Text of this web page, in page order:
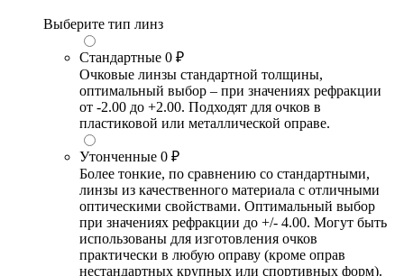
Выберите тип линз
Стандартные 0 ₽
Очковые линзы стандартной толщины,
оптимальный выбор – при значениях рефракции
от -2.00 до +2.00. Подходят для очков в
пластиковой или металлической оправе.
Утонченные 0 ₽
Более тонкие, по сравнению со стандартными,
линзы из качественного материала с отличными
оптическими свойствами. Оптимальный выбор
при значениях рефракции до +/- 4.00. Могут быть
использованы для изготовления очков
практически в любую оправу (кроме оправ
нестандартных крупных или спортивных форм).